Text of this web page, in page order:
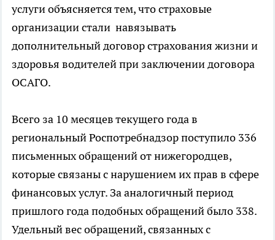
услуги объясняется тем, что страховые
организации стали навязывать
дополнительный договор страхования жизни и
здоровья водителей при заключении договора
ОСАГО.
Всего за 10 месяцев текущего года в
региональный Роспотребнадзор поступило 336
письменных обращений от нижегородцев,
которые связаны с нарушением их прав в сфере
финансовых услуг. За аналогичный период
пришлого года подобных обращений было 338.
Удельный вес обращений, связанных с